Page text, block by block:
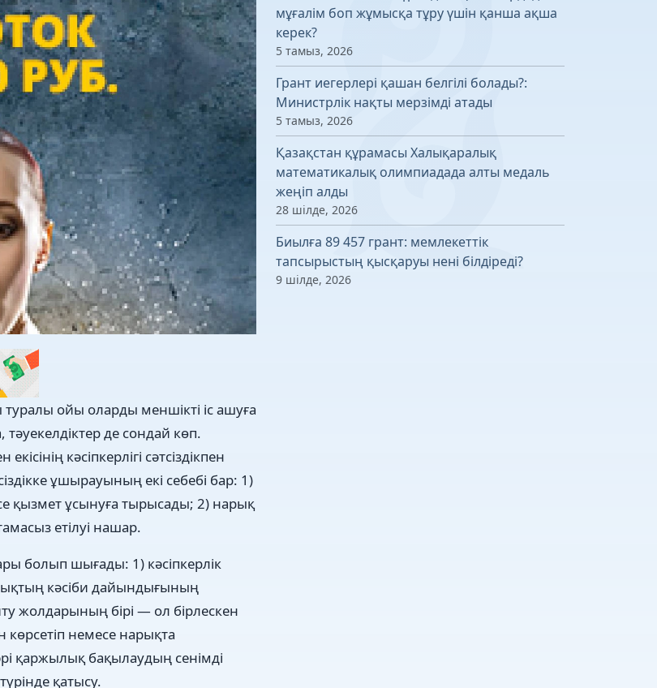
ойы оларды меншікті іс ашуға
де сондай көп.
кәсіпкерлігі сәтсіздікпен
ұшырауының екі себебі бар: 1)
қызмет ұсынуға тырысады; 2) нарық
етілуі нашар.
болып шығады: 1) кәсіпкерлік
кәсіби дайындығының
жолдарының бірі — ол бірлескен
көрсетіп немесе нарықта
қаржылық бақылаудың сенімді
қатысу.
мұғалім боп жұмысқа тұру үшін қанша ақша
керек?
5 тамыз, 2026
Грант иегерлері қашан белгілі болады?:
Министрлік нақты мерзімді атады
5 тамыз, 2026
Қазақстан құрамасы Халықаралық
математикалық олимпиадада алты медаль
жеңіп алды
28 шілде, 2026
Биылға 89 457 грант: мемлекеттік
тапсырыстың қысқаруы нені білдіреді?
9 шілде, 2026